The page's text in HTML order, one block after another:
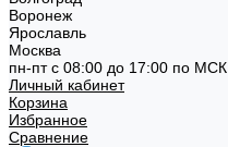
Воронеж
Ярославль
Москва
пн-пт с 08:00 до 17:00 по МСК
Личный кабинет
Корзина
Избранное
Сравнение